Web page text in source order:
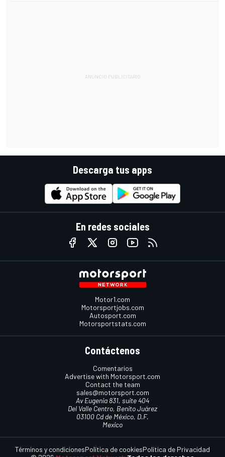
Descarga tus apps
En redes sociales
Motor1.com
Motorsportjobs.com
Autosport.com
Motorsportstats.com
Contáctenos
Comentarios
Advertise with Motorsport.com
Contact the team
sales@motorsport.com
Av Eugenia 831, suite 404
Del Valle Centro, Benito Juárez
03100 Cd de México, D.F.
Mexico
Términos y condicionesPolítica de cookiesPolítica de Privacidad